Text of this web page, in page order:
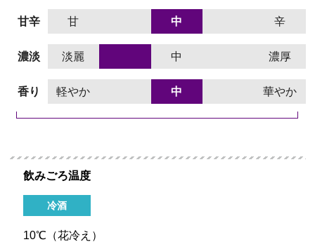
甘辛 甘 中 辛
濃淡 淡麗 中 濃厚
香り 軽やか 中 華やか
飲みごろ温度
冷酒
10℃（花冷え）